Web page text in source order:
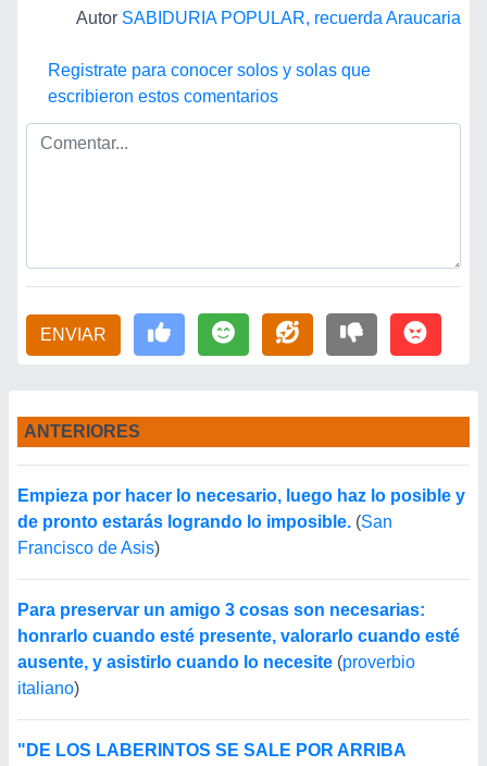
Autor SABIDURIA POPULAR, recuerda Araucaria
Registrate para conocer solos y solas que
escribieron estos comentarios
ENVIAR
ANTERIORES
Empieza por hacer lo necesario, luego haz lo posible y
de pronto estarás logrando lo imposible. (San
Francisco de Asis)
Para preservar un amigo 3 cosas son necesarias:
honrarlo cuando esté presente, valorarlo cuando esté
ausente, y asistirlo cuando lo necesite (proverbio
italiano)
"DE LOS LABERINTOS SE SALE POR ARRIBA